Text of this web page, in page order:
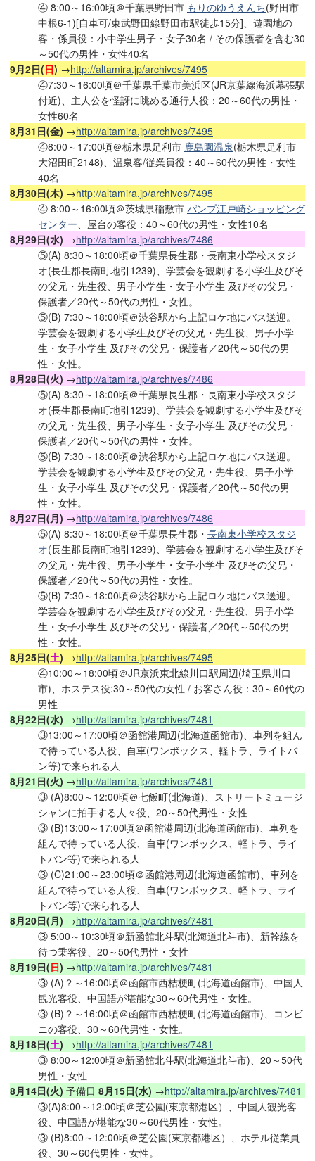
④ 8:00～16:00頃＠千葉県野田市 もりのゆうえんち(野田市
中根6-1)[自車可/東武野田線野田市駅徒歩15分]、遊園地の
客・係員役：小中学生男子・女子30名 / その保護者を含む30
～50代の男性・女性40名
9月2日(日) →http://altamira.jp/archives/7495
④7:30～16:00頃＠千葉県千葉市美浜区(JR京葉線海浜幕張駅
付近)、主人公を怪訝に眺める通行人役：20～60代の男性・
女性60名
8月31日(金) →http://altamira.jp/archives/7495
④8:00～17:00頃＠栃木県足利市 鹿島園温泉(栃木県足利市
大沼田町2148)、温泉客/従業員役：40～60代の男性・女性
40名
8月30日(木) →http://altamira.jp/archives/7495
④ 8:00～16:00頃＠茨城県稲敷市 パンプ江戸崎ショッピング
センター、屋台の客役：40～60代の男性・女性10名
8月29日(水) →http://altamira.jp/archives/7486
⑤(A) 8:30～18:00頃＠千葉県長生郡・長南東小学校スタジ
オ(長生郡長南町地引1239)、学芸会を観劇する小学生及びそ
の父兄・先生役、男子小学生・女子小学生 及びその父兄・
保護者／20代～50代の男性・女性。
⑤(B) 7:30～18:00頃＠渋谷駅から上記ロケ地にバス送迎。
学芸会を観劇する小学生及びその父兄・先生役、男子小学
生・女子小学生 及びその父兄・保護者／20代～50代の男
性・女性。
8月28日(火) →http://altamira.jp/archives/7486
⑤(A) 8:30～18:00頃＠千葉県長生郡・長南東小学校スタジ
オ(長生郡長南町地引1239)、学芸会を観劇する小学生及びそ
の父兄・先生役、男子小学生・女子小学生 及びその父兄・
保護者／20代～50代の男性・女性。
⑤(B) 7:30～18:00頃＠渋谷駅から上記ロケ地にバス送迎。
学芸会を観劇する小学生及びその父兄・先生役、男子小学
生・女子小学生 及びその父兄・保護者／20代～50代の男
性・女性。
8月27日(月) →http://altamira.jp/archives/7486
⑤(A) 8:30～18:00頃＠千葉県長生郡・ 長南東小学校スタジ
オ(長生郡長南町地引1239)、学芸会を観劇する小学生及びそ
の父兄・先生役、男子小学生・女子小学生 及びその父兄・
保護者／20代～50代の男性・女性。
⑤(B) 7:30～18:00頃＠渋谷駅から上記ロケ地にバス送迎。
学芸会を観劇する小学生及びその父兄・先生役、男子小学
生・女子小学生 及びその父兄・保護者／20代～50代の男
性・女性。
8月25日(土) →http://altamira.jp/archives/7495
④10:00～18:00頃＠JR京浜東北線川口駅周辺(埼玉県川口
市)、ホステス役:30～50代の女性 / お客さん役：30～60代の
男性
8月22日(水) →http://altamira.jp/archives/7481
③13:00～17:00頃＠函館港周辺(北海道函館市)、車列を組ん
で待っている人役、自車(ワンボックス、軽トラ、ライトバ
ン等)で来られる人
8月21日(火) →http://altamira.jp/archives/7481
③ (A)8:00～12:00頃＠七飯町(北海道)、ストリートミュージ
シャンに拍手する人々役、20～50代男性・女性
③ (B)13:00～17:00頃＠函館港周辺(北海道函館市)、車列を
組んで待っている人役、自車(ワンボックス、軽トラ、ライ
トバン等)で来られる人
③ (C)21:00～23:00頃＠函館港周辺(北海道函館市)、車列を
組んで待っている人役、自車(ワンボックス、軽トラ、ライ
トバン等)で来られる人
8月20日(月) →http://altamira.jp/archives/7481
③ 5:00～10:30頃＠新函館北斗駅(北海道北斗市)、新幹線を
待つ乗客役、20～50代男性・女性
8月19日(日) →http://altamira.jp/archives/7481
③ (A)？～16:00頃＠函館市西桔梗町(北海道函館市)、中国人
観光客役、中国語が堪能な30～60代男性・女性。
③ (B)？～16:00頃＠函館市西桔梗町(北海道函館市)、コンビ
ニの客役、30～60代男性・女性。
8月18日(土) →http://altamira.jp/archives/7481
③ 8:00～12:00頃＠新函館北斗駅(北海道北斗市)、20～50代
男性・女性
8月14日(火) 予備日 8月15日(水) →http://altamira.jp/archives/7481
③(A)8:00～12:00頃＠芝公園(東京都港区）、中国人観光客
役、中国語が堪能な30～60代男性・女性。
③ (B)8:00～12:00頃＠芝公園(東京都港区）、ホテル従業員
役、30～60代男性・女性。